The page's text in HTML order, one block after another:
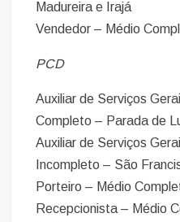
Madureira e Irajá
Vendedor – Médio
PCD
Auxiliar de Serviços
Completo – Parada de
Auxiliar de Serviços
Incompleto – São
Porteiro – Médio
Recepcionista – Médio